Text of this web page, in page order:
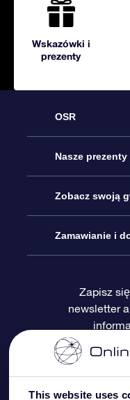
This website uses
Wskazówki i
prezenty
OSR
Obsługa
Kontakt
Blog
Recenzje
Nasze prezenty
Podarunek
Pakiet
Karta
Prezenty
Zobacz swoją
Rejestr Gwiazd
One Million Stars
Gwieździsty
Zamawianie i
Metody płatności
Dostawa
Polityka zwrotów
Zapisz
newsletter